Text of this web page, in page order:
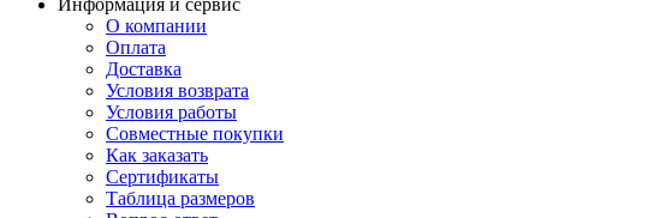
Информация и сервис
О компании
Оплата
Доставка
Условия возврата
Условия работы
Совместные покупки
Как заказать
Сертификаты
Таблица размеров